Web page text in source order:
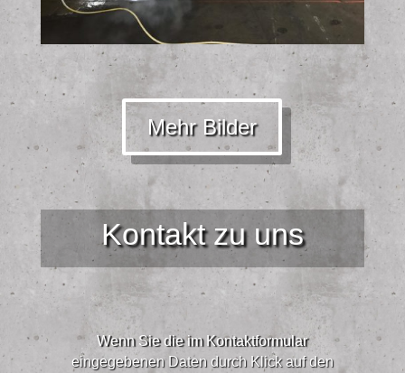
Mehr Bilder
Kontakt zu uns
Wenn Sie die im Kontaktformular
eingegebenen Daten durch Klick auf den